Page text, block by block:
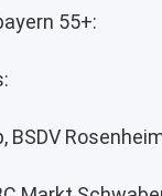
55+:
BSDV